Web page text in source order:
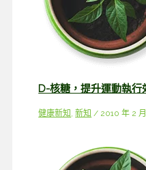
D-核糖，提升運動執行
健康新知 ,新知 / 2010 年 2